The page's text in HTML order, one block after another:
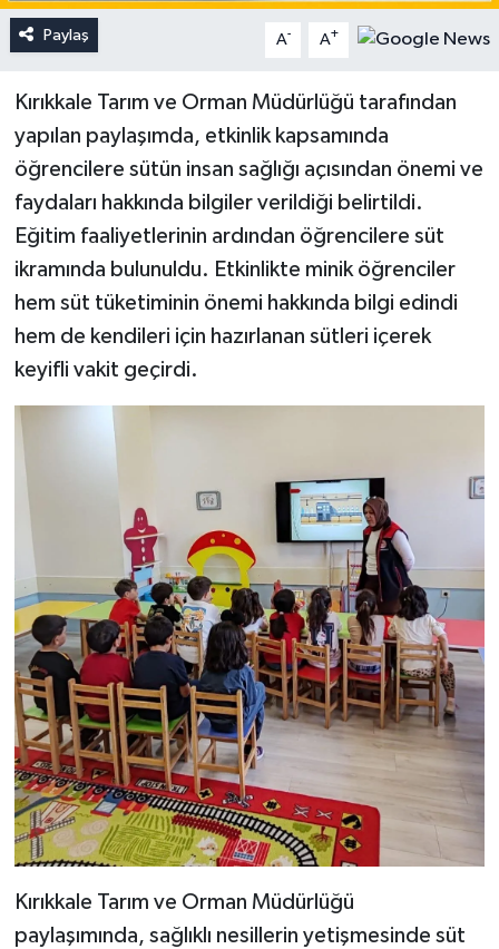
Paylaş A- A+
Kırıkkale Tarım ve Orman Müdürlüğü tarafından
yapılan paylaşımda, etkinlik kapsamında
öğrencilere sütün insan sağlığı açısından önemi ve
faydaları hakkında bilgiler verildiği belirtildi.
Eğitim faaliyetlerinin ardından öğrencilere süt
ikramında bulunuldu. Etkinlikte minik öğrenciler
hem süt tüketiminin önemi hakkında bilgi edindi
hem de kendileri için hazırlanan sütleri içerek
keyifli vakit geçirdi.
Kırıkkale Tarım ve Orman Müdürlüğü
paylaşımında, sağlıklı nesillerin yetişmesinde süt